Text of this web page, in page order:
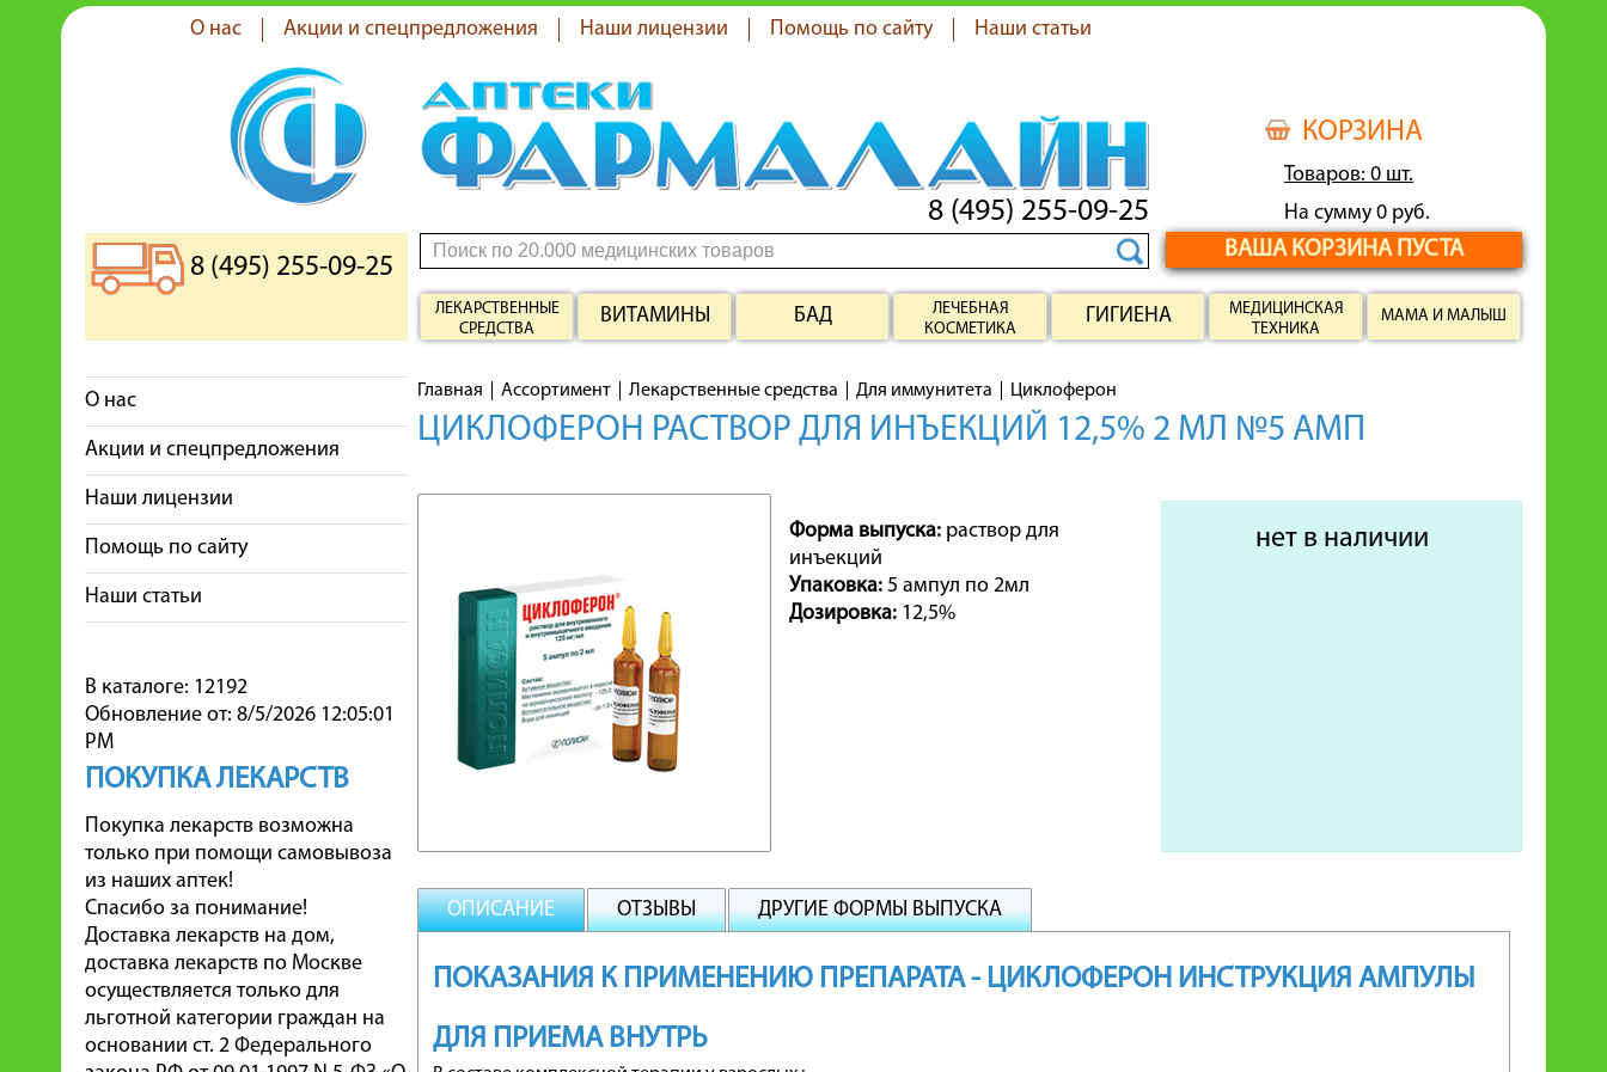
О нас Акции и спецпредложения Наши лицензии Помощь по сайту Наши статьи
КОРЗИНА
Товаров: 0 шт.
На сумму 0 руб.
ВАША КОРЗИНА ПУСТА
8 (495) 255-09-25
8 (495) 255-09-25
ЛЕКАРСТВЕННЫЕ
СРЕДСТВА
ВИТАМИНЫ БАД
ЛЕЧЕБНАЯ
КОСМЕТИКА
ГИГИЕНА
МЕДИЦИНСКАЯ
ТЕХНИКА
МАМА И МАЛЫШ
О нас
Акции и спецпредложения
Наши лицензии
Помощь по сайту
Наши статьи
В каталоге: 12192
Обновление от: 8/5/2026 12:05:01
PM
ПОКУПКА ЛЕКАРСТВ
Покупка лекарств возможна
только при помощи самовывоза
из наших аптек!
Спасибо за понимание!
Доставка лекарств на дом,
доставка лекарств по Москве
осуществляется только для
льготной категории граждан на
основании ст. 2 Федерального
Главная Ассортимент Лекарственные средства Для иммунитета Циклоферон
ЦИКЛОФЕРОН РАСТВОР ДЛЯ ИНЪЕКЦИЙ 12,5% 2 МЛ №5 АМП
Форма выпуска: раствор для
инъекций
Упаковка: 5 ампул по 2мл
Дозировка: 12,5%
нет в наличии
ОПИСАНИЕ ОТЗЫВЫ ДРУГИЕ ФОРМЫ ВЫПУСКА
ПОКАЗАНИЯ К ПРИМЕНЕНИЮ ПРЕПАРАТА - ЦИКЛОФЕРОН ИНСТРУКЦИЯ АМПУЛЫ
ДЛЯ ПРИЕМА ВНУТРЬ